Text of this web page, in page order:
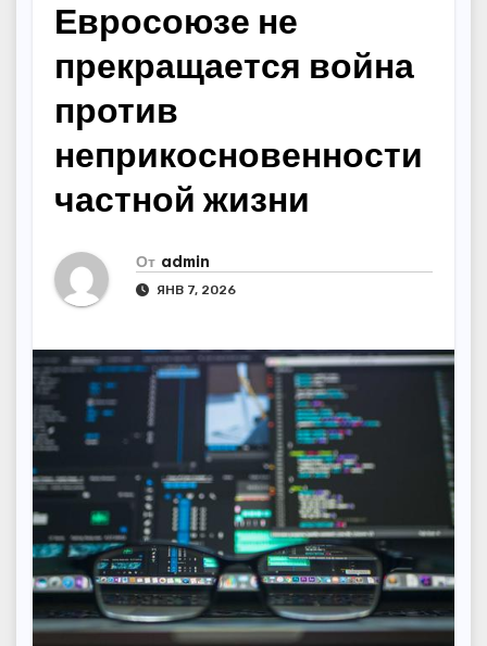
Евросоюзе не
прекращается война
против
неприкосновенности
частной жизни
От admin
ЯНВ 7, 2026